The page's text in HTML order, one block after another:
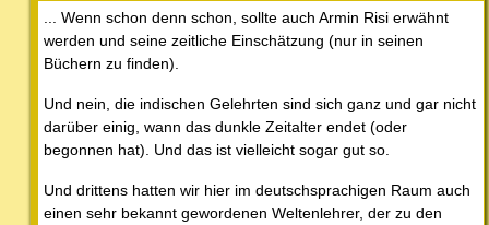
... Wenn schon denn schon, sollte auch Armin Risi erwähnt
werden und seine zeitliche Einschätzung (nur in seinen
Büchern zu finden).
Und nein, die indischen Gelehrten sind sich ganz und gar nicht
darüber einig, wann das dunkle Zeitalter endet (oder
begonnen hat). Und das ist vielleicht sogar gut so.
Und drittens hatten wir hier im deutschsprachigen Raum auch
einen sehr bekannt gewordenen Weltenlehrer, der zu den